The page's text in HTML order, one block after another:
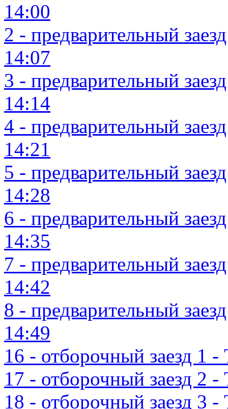
14:00
2 - предварительный
14:07
3 - предварительный
14:14
4 - предварительный
14:21
5 - предварительный
14:28
6 - предварительный
14:35
7 - предварительный
14:42
8 - предварительный
14:49
16 - отборочный заезд 1
17 - отборочный заезд 2
18 - отборочный заезд 3